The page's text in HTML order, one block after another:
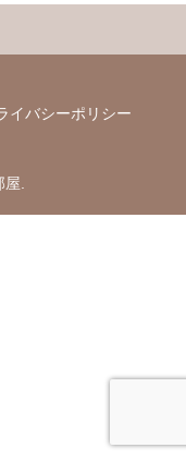
イバシーポリシー
.